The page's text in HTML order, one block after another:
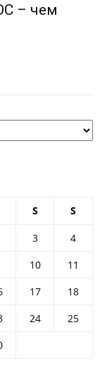
– чем
S S
3
4
10
11
17
18
24
25